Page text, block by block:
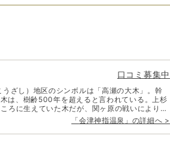
口コミ募集中
ざし）地区のシンボルは「高瀬の大木」。幹
は、樹齢500年を超えると言われている。上杉
ろに生えていた木だが、関ヶ原の戦いにより大
「鶴ヶ城」や大正レトロな「七日町（なぬかま
。磐越自動車道のICからも近く、会津若松観光
「会津神指温泉 」の詳細へ >